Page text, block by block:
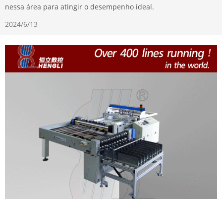
nessa área para atingir o desempenho ideal.
2024/6/13